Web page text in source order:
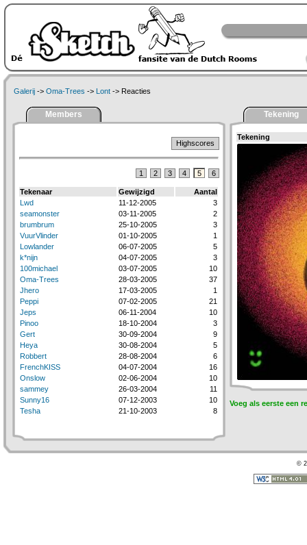
Galerij -> Oma-Trees -> Lont -> Reacties
Members
Highscores
1 2 3 4 5 6
Tekenaar Gewijzigd
Aantal
Lwd
11-12-2005
3
seamonster
03-11-2005
2
brumbrum
25-10-2005
3
VuurVlinder
01-10-2005
1
Lowlander
06-07-2005
5
k*nijn
04-07-2005
3
100michael
03-07-2005
10
Oma-Trees
28-03-2005
37
Jhero
17-03-2005
1
Peppi
07-02-2005
21
Jeps
06-11-2004
10
Pinoo
18-10-2004
3
Gert
30-09-2004
9
Heya
30-08-2004
5
Robbert
28-08-2004
6
FrenchKISS
04-07-2004
16
Onslow
02-06-2004
10
sammey
26-03-2004
11
Sunny16
07-12-2003
10
Tesha
21-10-2003 8
Tekening
Tekening
Voeg als eerste een
©